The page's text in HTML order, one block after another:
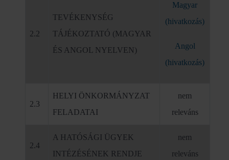
2.2
TEVÉKENYSÉG
TÁJÉKOZTATÓ (MAGYAR
ÉS ANGOL NYELVEN)
Magyar
(hivatkozás)
Angol
(hivatkozás)
2.3
HELYI ÖNKORMÁNYZAT
FELADATAI
nem
releváns
2.4
A HATÓSÁGI ÜGYEK
INTÉZÉSÉNEK RENDJE
nem
releváns